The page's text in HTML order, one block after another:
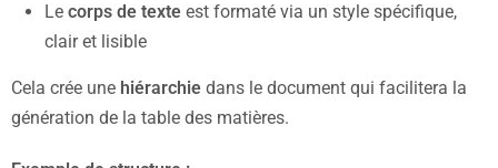
Le corps de texte est formaté via un style spécifique,
clair et lisible
Cela crée une hiérarchie dans le document qui facilitera la
génération de la table des matières.